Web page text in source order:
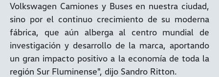
Volkswagen Camiones y Buses en nuestra ciudad,
sino por el continuo crecimiento de su moderna
fábrica, que aún alberga al centro mundial de
investigación y desarrollo de la marca, aportando
un gran impacto positivo a la economía de toda la
región Sur Fluminense", dijo Sandro Ritton.